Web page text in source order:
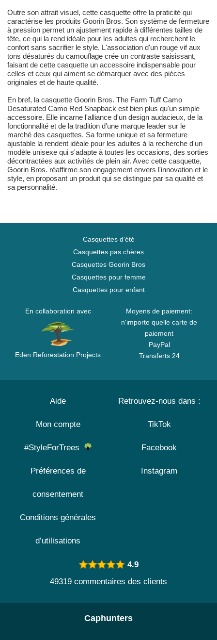
Outre son attrait visuel, cette casquette offre la praticité qui
caractérise les produits Goorin Bros. Son système de fermeture
à pression permet un ajustement rapide à différentes tailles de
tête, ce qui la rend idéale pour les adultes qui recherchent le
confort sans sacrifier le style. L'association d'un rouge vif aux
tons désaturés du camouflage crée un contraste saisissant,
faisant de cette casquette un accessoire indispensable pour
celles et ceux qui aiment se démarquer avec des pièces
originales et de haute qualité.
En bref, la casquette Goorin Bros. The Farm Tuff Camo
Desaturated Camo Red Snapback est bien plus qu'un simple
accessoire. Elle incarne l'alliance d'un design audacieux, de la
fonctionnalité et de la tradition d'une marque leader sur le
marché des casquettes. Sa forme unique et sa fermeture
ajustable la rendent idéale pour les adultes à la recherche d'un
modèle unisexe qui s'adapte à toutes les occasions, des sorties
décontractées aux activités de plein air. Avec cette casquette,
Goorin Bros. réaffirme son engagement envers l'innovation et le
style, en proposant un produit qui se distingue par sa qualité et
sa personnalité.
Casquettes d'été
Casquettes pas chères
Casquettes Goorin Bros
Casquettes pour femme
Casquettes pour enfant
En collaboration avec
Eden Reforestation Projects
Moyens de paiement:
n'importe quelle carte de
paiement
PayPal
Transferts 24
Aide
Mon compte
#StyleForTrees
Préférences de
consentement
Conditions générales
d’utilisations
Retrouvez-nous dans :
TikTok
Facebook
Instagram
4.9
49319 commentaires des clients
Caphunters